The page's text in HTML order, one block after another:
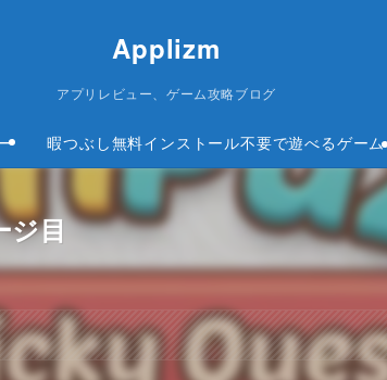
Applizm
アプリレビュー、ゲーム攻略ブログ
暇つぶし無料インストール不要で遊べるゲーム
ジ目